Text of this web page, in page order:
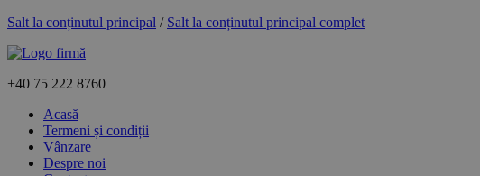
Salt la conținutul principal / Salt la conținutul principal complet
+40 75 222 8760
Acasă
Termeni și condiții
Vânzare
Despre noi